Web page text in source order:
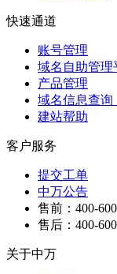
快速通道
账号管理
域名自助管理
产品管理
域名信息查询
建站帮助
客户服务
提交工单
中万公告
售前：400-
售后：400-
关于中万